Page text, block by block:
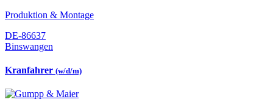
Produktion & Montage
DE-86637
Binswangen
Kranfahrer (w/d/m)